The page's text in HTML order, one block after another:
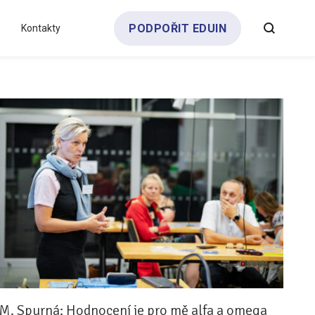
Kontakty PODPOŘIT EDUIN
M. Spurná: Hodnocení je pro mě alfa a omega